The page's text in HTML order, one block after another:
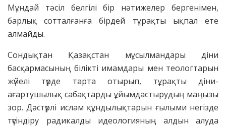
Мұндай тәсіл белгілі бір нәтижелер бергенімен,
барлық сотталғанға бірдей тұрақты ықпал ете
алмайды.
Сондықтан Қазақстан мұсылмандары діни
басқармасының білікті имамдары мен теологтарын
жүйелі түрде тарта отырып, тұрақты діни-
ағартушылық сабақтарды ұйымдастырудың маңызы
зор. Дәстүрлі ислам құндылықтарын ғылыми негізде
түсіндіру радикалды идеологияның алдын алуда